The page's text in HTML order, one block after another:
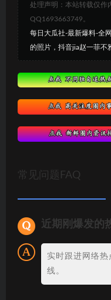
处理声明：本站转载仅作
QQ1693663749。
每日大瓜社-最新爆料-全
的照片，抖音jia赵一菲不
常见问题FAQ
近期刚爆发的
实时跟进网络
线。